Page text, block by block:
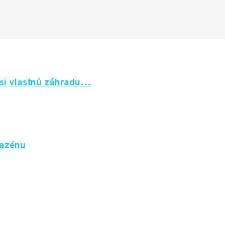
vlastnú záhradu…